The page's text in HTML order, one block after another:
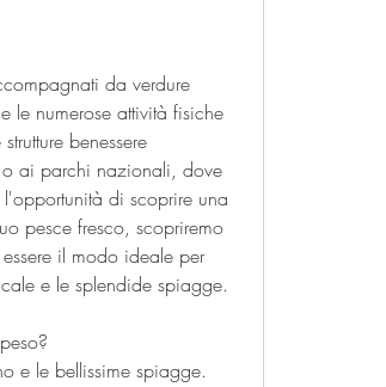
da verdure
le numerose attività fisiche
benessere
ai parchi nazionali, dove
di scoprire una
pesce fresco, scopriremo
il modo ideale per
e le splendide spiagge.
e le bellissime spiagge.